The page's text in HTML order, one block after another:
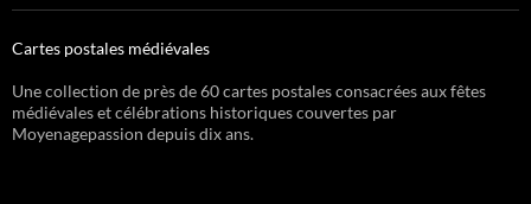
Cartes postales médiévales
Une collection de près de 60 cartes postales consacrées aux fêtes
médiévales et célébrations historiques couvertes par
Moyenagepassion depuis dix ans.